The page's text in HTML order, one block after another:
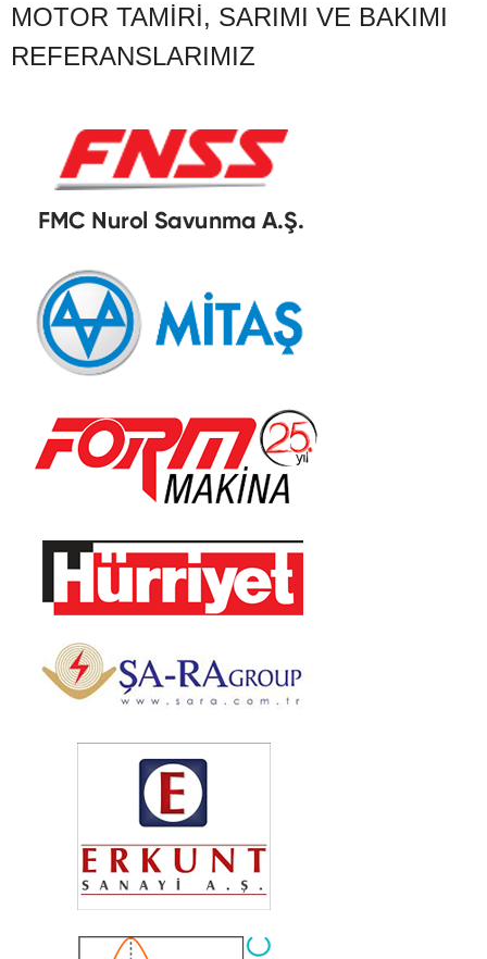
MOTOR TAMIRI, SARIMI VE BAKIMI
REFERANSLARIMIZ